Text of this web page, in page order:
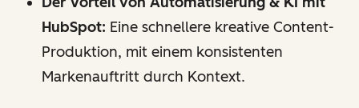
HubSpot: Eine schnellere kreative Content-
Produktion, mit einem konsistenten
Markenauftritt durch Kontext.